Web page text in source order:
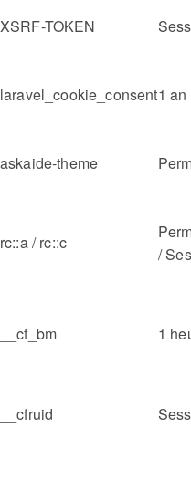
XSRF-TOKEN
laravel_cookie_consent1 an
askaide-theme
rc::a / rc::c
/
__cf_bm 1
__cfruid